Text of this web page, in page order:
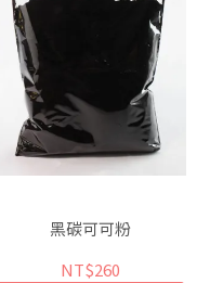
黑碳可可粉
NT$260